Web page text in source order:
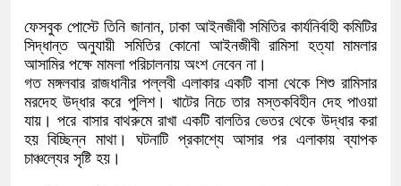
ফেসবুক পোস্টে তিনি জানান, ঢাকা আইনজীবী সমিতির কার্যনির্বাহী কমিটির
সিদ্ধান্ত অনুযায়ী সমিতির কোনো আইনজীবী রামিসা হত্যা মামলার
আসামির পক্ষে মামলা পরিচালনায় অংশ নেবেন না।
গত মঙ্গলবার রাজধানীর পল্লবী এলাকার একটি বাসা থেকে শিশু রামিসার
মরদেহ উদ্ধার করে পুলিশ। খাটের নিচে তার মস্তকবিহীন দেহ পাওয়া
যায়। পরে বাসার বাথরুমে রাখা একটি বালতির ভেতর থেকে উদ্ধার করা
হয় বিচ্ছিন্ন মাথা। ঘটনাটি প্রকাশ্যে আসার পর এলাকায় ব্যাপক
চাঞ্চল্যের সৃষ্টি হয়।